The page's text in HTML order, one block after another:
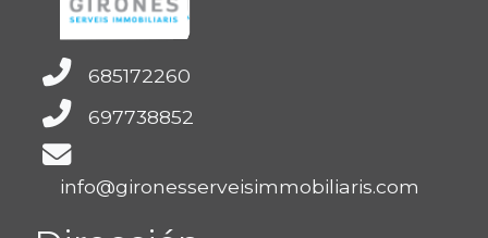
685172260
697738852
info@gironesserveisimmobiliaris.com